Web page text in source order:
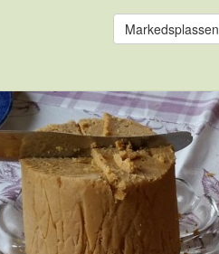
Markedsplassen